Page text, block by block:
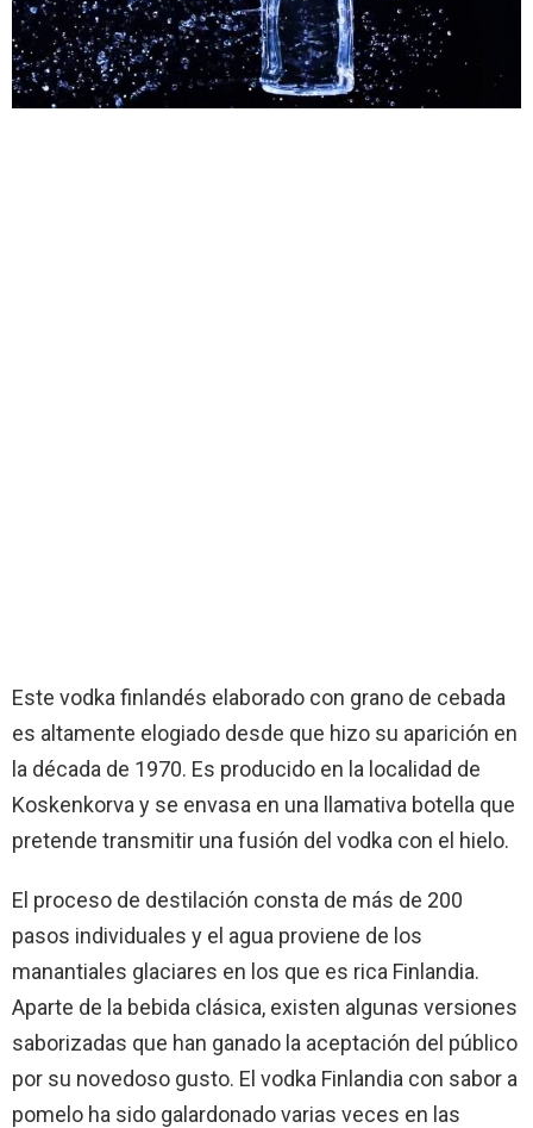
Este vodka finlandés elaborado con grano de cebada
es altamente elogiado desde que hizo su aparición en
la década de 1970. Es producido en la localidad de
Koskenkorva y se envasa en una llamativa botella que
pretende transmitir una fusión del vodka con el hielo.
El proceso de destilación consta de más de 200
pasos individuales y el agua proviene de los
manantiales glaciares en los que es rica Finlandia.
Aparte de la bebida clásica, existen algunas versiones
saborizadas que han ganado la aceptación del público
por su novedoso gusto. El vodka Finlandia con sabor a
pomelo ha sido galardonado varias veces en las